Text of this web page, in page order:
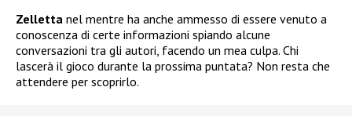
Zelletta nel mentre ha anche ammesso di essere venuto a
conoscenza di certe informazioni spiando alcune
conversazioni tra gli autori, facendo un mea culpa. Chi
lascerà il gioco durante la prossima puntata? Non resta che
attendere per scoprirlo.